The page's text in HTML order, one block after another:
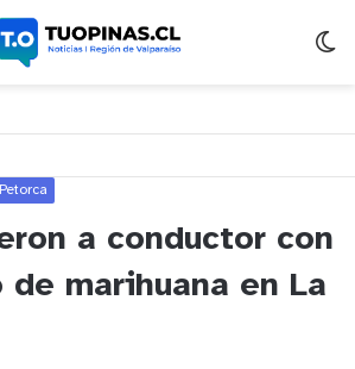
a conductor con
marihuana en La